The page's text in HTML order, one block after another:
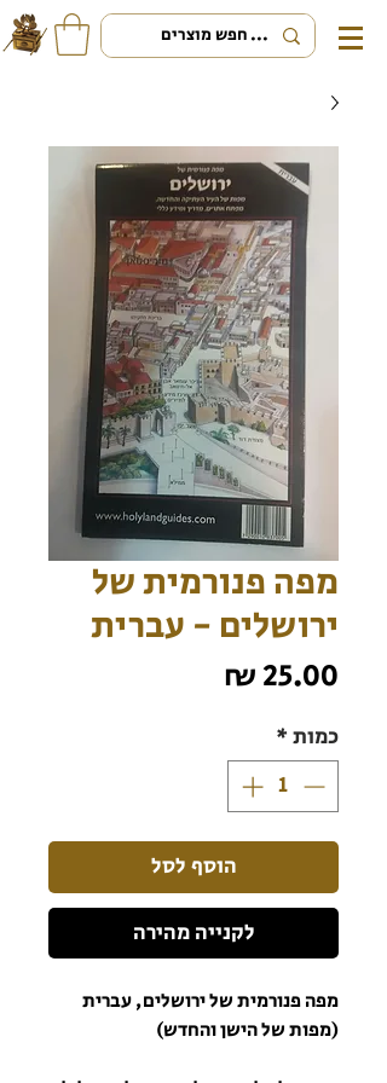
מפה פנורמית של
ירושלים - עברית
כמות*
הוסף לסל
לקנייה מהירה
מפה פנורמית של ירושלים, עברית
(מפות של הישן והחדש)